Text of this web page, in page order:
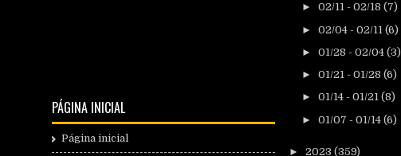
PÁGINA INICIAL
Página inicial
► 02/11 - 02/18 (7)
► 02/04 - 02/11 (6)
► 01/28 - 02/04 (3)
► 01/21 - 01/28 (6)
► 01/14 - 01/21 (8)
► 01/07 - 01/14 (6)
► 2023 (359)